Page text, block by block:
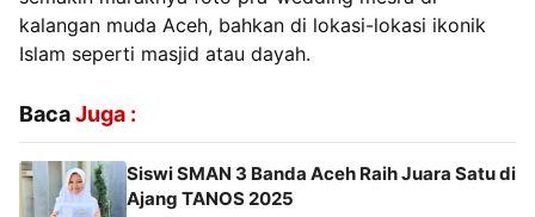
kalangan muda Aceh, bahkan di lokasi-lokasi ikonik
Islam seperti masjid atau dayah.
BacaJuga :
Siswi SMAN 3 Banda Aceh Raih Juara Satu di
Ajang TANOS 2025